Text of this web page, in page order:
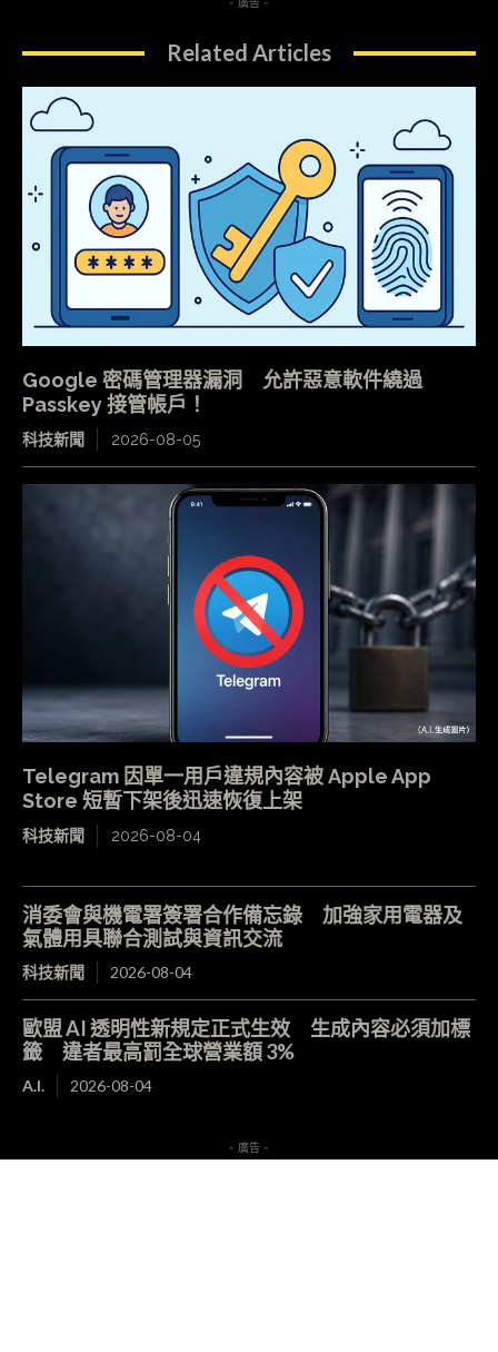
Related Articles
Google 密碼管理器漏洞 允許惡意軟件繞過
Passkey 接管帳戶！
科技新聞 2026-08-05
Telegram 因單一用戶違規內容被 Apple App
Store 短暫下架後迅速恢復上架
科技新聞 2026-08-04
消委會與機電署簽署合作備忘錄 加強家用電器及
氣體用具聯合測試與資訊交流
科技新聞 2026-08-04
歐盟 AI 透明性新規定正式生效 生成內容必須加標
籤 違者最高罰全球營業額 3%
A.I. 2026-08-04
- 廣告 -